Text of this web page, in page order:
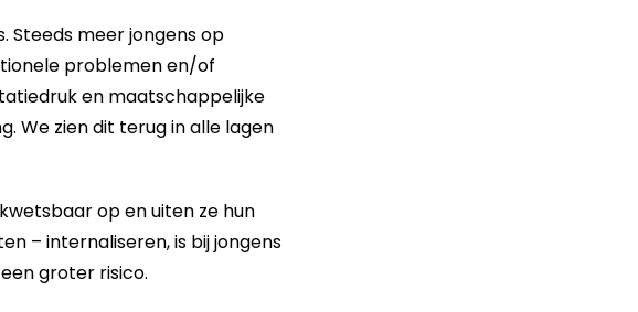
Steeds meer jongens op
problemen en/of
en maatschappelijke
We zien dit terug in alle lagen
op en uiten ze hun
– internaliseren, is bij jongens
groter risico.